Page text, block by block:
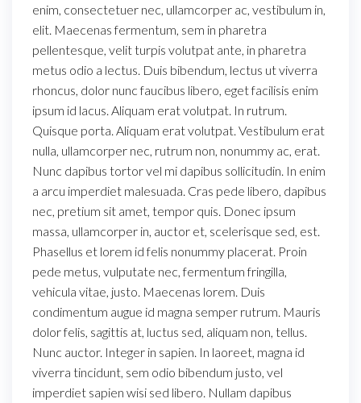
enim, consectetuer nec, ullamcorper ac, vestibulum in,
elit. Maecenas fermentum, sem in pharetra
pellentesque, velit turpis volutpat ante, in pharetra
metus odio a lectus. Duis bibendum, lectus ut viverra
rhoncus, dolor nunc faucibus libero, eget facilisis enim
ipsum id lacus. Aliquam erat volutpat. In rutrum.
Quisque porta. Aliquam erat volutpat. Vestibulum erat
nulla, ullamcorper nec, rutrum non, nonummy ac, erat.
Nunc dapibus tortor vel mi dapibus sollicitudin. In enim
a arcu imperdiet malesuada. Cras pede libero, dapibus
nec, pretium sit amet, tempor quis. Donec ipsum
massa, ullamcorper in, auctor et, scelerisque sed, est.
Phasellus et lorem id felis nonummy placerat. Proin
pede metus, vulputate nec, fermentum fringilla,
vehicula vitae, justo. Maecenas lorem. Duis
condimentum augue id magna semper rutrum. Mauris
dolor felis, sagittis at, luctus sed, aliquam non, tellus.
Nunc auctor. Integer in sapien. In laoreet, magna id
viverra tincidunt, sem odio bibendum justo, vel
imperdiet sapien wisi sed libero. Nullam dapibus